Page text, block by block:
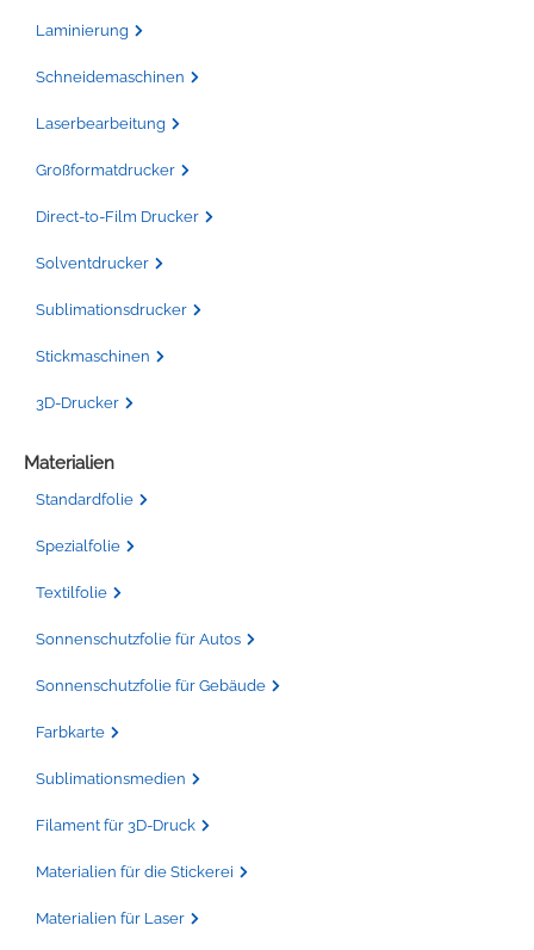
Laminierung
Schneidemaschinen
Laserbearbeitung
Großformatdrucker
Direct-to-Film Drucker
Solventdrucker
Sublimationsdrucker
Stickmaschinen
3D-Drucker
Materialien
Standardfolie
Spezialfolie
Textilfolie
Sonnenschutzfolie für Autos
Sonnenschutzfolie für Gebäude
Farbkarte
Sublimationsmedien
Filament für 3D-Druck
Materialien für die Stickerei
Materialien für Laser